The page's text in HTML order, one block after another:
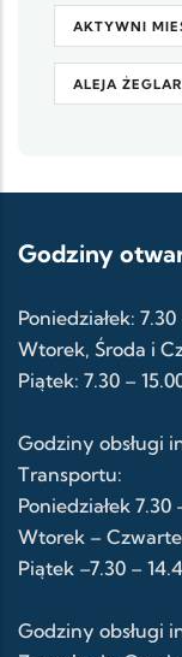
AKTYWNI
ALEJA
Godziny
Poniedziałek: 7.30
Wtorek, Środa i
Piątek: 7.30 –
Godziny obsługi
Transportu:
Poniedziałek 7.30
Wtorek –
Piątek –7.30 –
Godziny obsługi